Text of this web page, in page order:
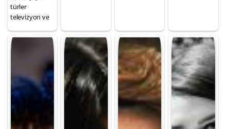
türler
televizyon ve